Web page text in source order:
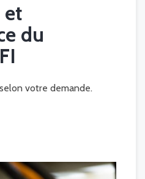
et
du
votre demande.